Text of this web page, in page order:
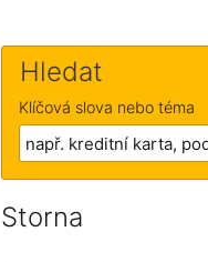
Hledat
Klíčová slova nebo téma
Storna